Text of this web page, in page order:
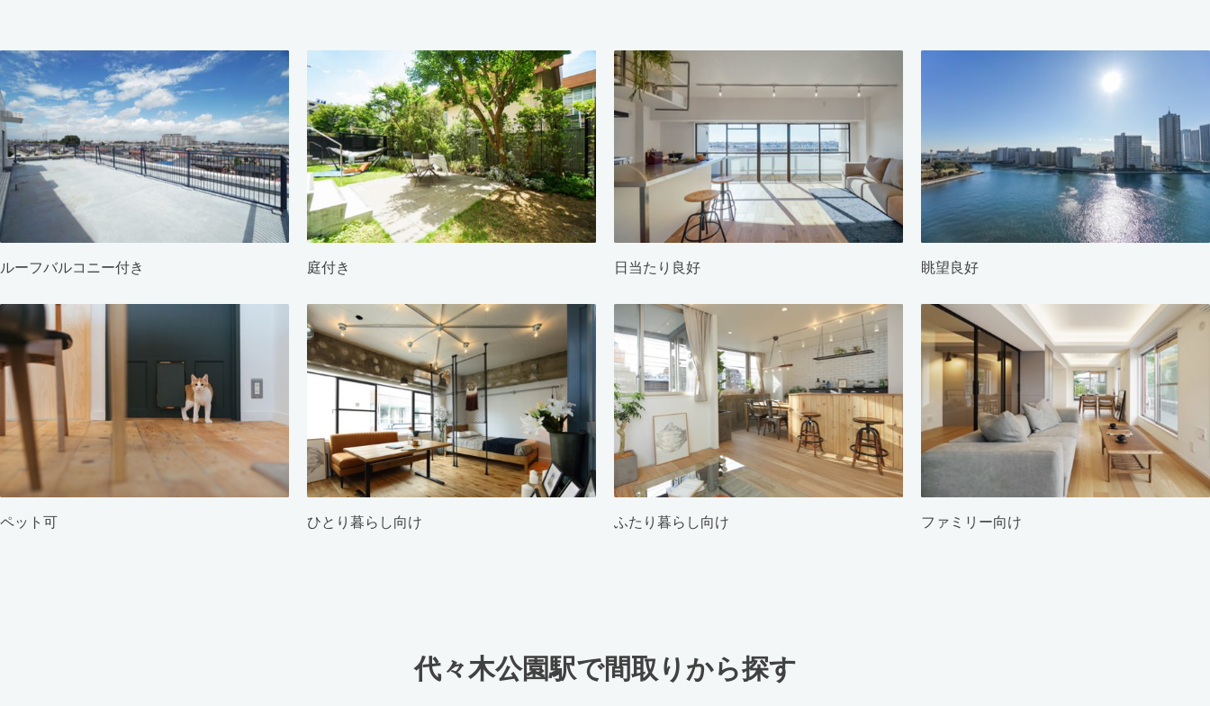
ルーフバルコニー付き 庭付き 日当たり良好 眺望良好
ペット可 ひとり暮らし向け ふたり暮らし向け ファミリー向け
代々木公園駅で間取りから探す